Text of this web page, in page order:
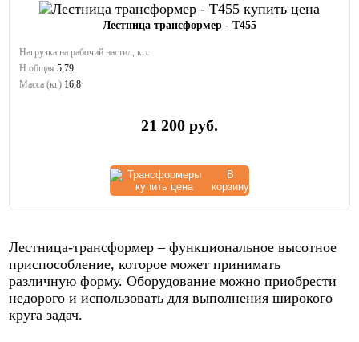
Лестница трансформер - Т455
Нагрузка на рабочий настил, кгс
Н общая 5,79
Масса (кг) 16,8
21 200 руб.
В
корзину
Лестница-трансформер – функциональное высотное
приспособление, которое может принимать
различную форму. Оборудование можно приобрести
недорого и использовать для выполнения широкого
круга задач.